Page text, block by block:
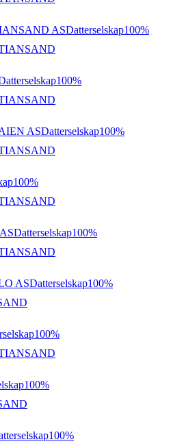
ASDatterselskap100%
100%
ASDatterselskap100%
100%
Datterselskap100%
ASDatterselskap100%
100%
100%
100%